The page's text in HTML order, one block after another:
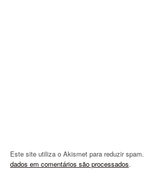
Este site utiliza o Akismet para reduzir spam.
dados em comentários são processados.